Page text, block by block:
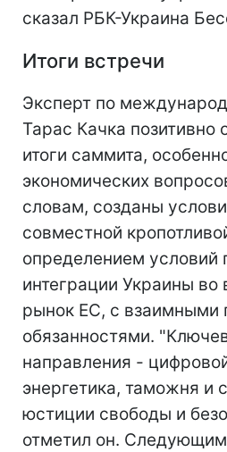
сказал РБК-Украина
Итоги встречи
Эксперт по
Тарас Качка позитивно
итоги саммита,
экономических
словам, созданы
совместной
определением условий
интеграции Украины во
рынок ЕС, с взаимными
обязанностями.
направления -
энергетика, таможня и
юстиции свободы и
отметил он.